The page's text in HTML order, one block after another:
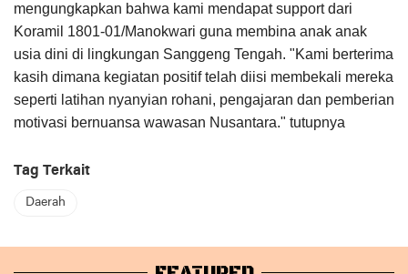
mengungkapkan bahwa kami mendapat support dari
Koramil 1801-01/Manokwari guna membina anak anak
usia dini di lingkungan Sanggeng Tengah. "Kami berterima
kasih dimana kegiatan positif telah diisi membekali mereka
seperti latihan nyanyian rohani, pengajaran dan pemberian
motivasi bernuansa wawasan Nusantara." tutupnya
Tag Terkait
Daerah